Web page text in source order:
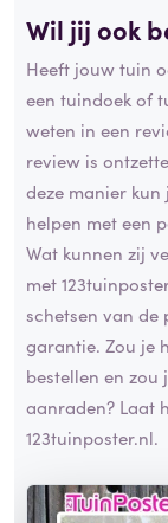
Wil jij ook
Heeft jouw tuin
een tuindoek of
weten in een
review is
deze manier
helpen met een
Wat kunnen zij
met
schetsen van de
garantie. Zou je
bestellen en zou
aanraden? Laat
123tuinposter.nl.